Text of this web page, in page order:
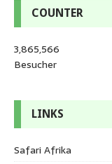
COUNTER
3,865,566
Besucher
LINKS
Safari Afrika